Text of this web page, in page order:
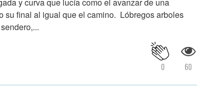
su final al igual que el camino. Lóbregos arboles
60
0